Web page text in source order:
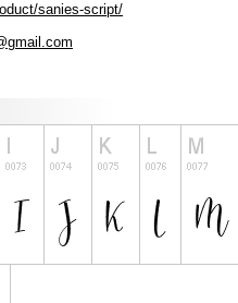
sanies-script/